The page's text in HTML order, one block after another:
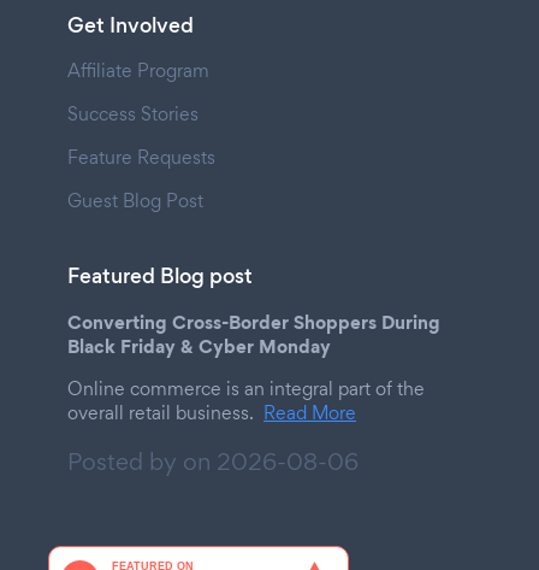
Get Involved
Affiliate Program
Success Stories
Feature Requests
Guest Blog Post
Featured Blog post
Converting Cross-Border Shoppers During
Black Friday & Cyber Monday
Online commerce is an integral part of the
overall retail business. Read More
Posted by on 2026-08-06